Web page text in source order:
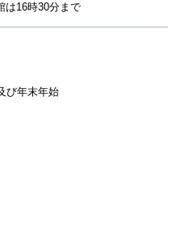
は16時30分まで
び年末年始